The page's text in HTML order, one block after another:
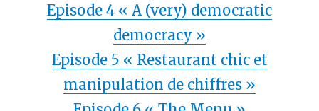
Episode 4 « A (very) democratic
democracy »
Episode 5 « Restaurant chic et
manipulation de chiffres »